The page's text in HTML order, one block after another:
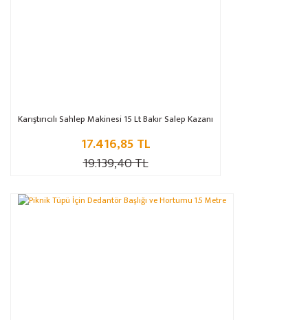
Karıştırıcılı Sahlep Makinesi 15 Lt Bakır Salep Kazanı
17.416,85 TL
19.139,40 TL